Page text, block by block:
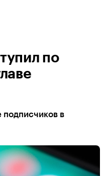
по
подписчиков в